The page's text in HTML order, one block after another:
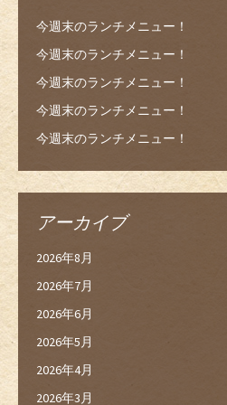
今週末のランチメニュー！
今週末のランチメニュー！
今週末のランチメニュー！
今週末のランチメニュー！
今週末のランチメニュー！
アーカイブ
2026年8月
2026年7月
2026年6月
2026年5月
2026年4月
2026年3月